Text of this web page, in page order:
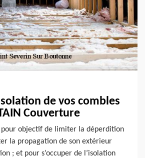
de vos combles
Couverture
pour objectif de limiter la déperdition
la propagation de son extérieur
; et pour s’occuper de l’isolation